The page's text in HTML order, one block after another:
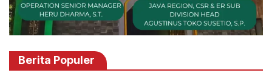
Berita Populer